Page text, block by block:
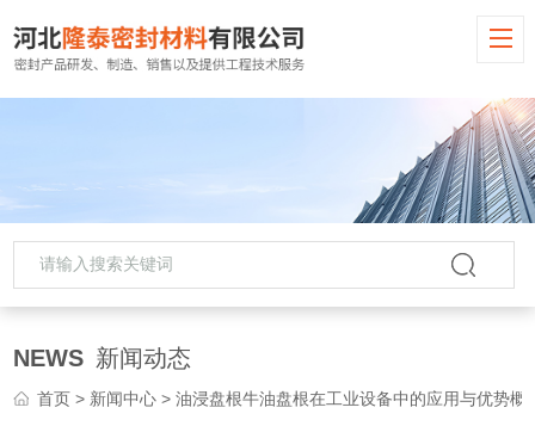
NEWS 新闻动态
首页 > 新闻中心 > 油浸盘根牛油盘根在工业设备中的应用与优势概